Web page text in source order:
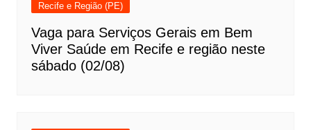
Recife e Região (PE)
Vaga para Serviços Gerais em Bem
Viver Saúde em Recife e região neste
sábado (02/08)